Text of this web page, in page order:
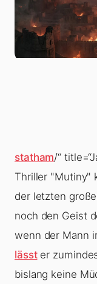
statham/“
Thriller "Mutiny"
der letzten
noch den Geist
wenn der Mann
lässter
bislang keine